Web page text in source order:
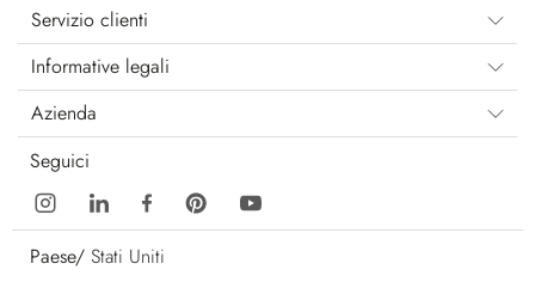
Servizio clienti
Informative legali
Azienda
Seguici
Paese/ Stati Uniti